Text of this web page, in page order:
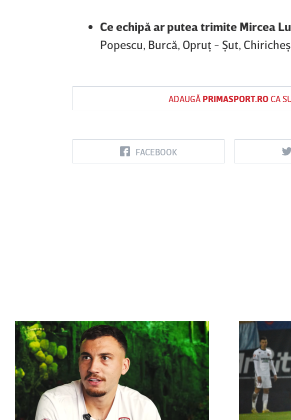
Ce echipă ar putea trimite Mircea
Popescu, Burcă, Opruţ - Şut,
ADAUGĂ PRIMASPORT.ROCA
FACEBOOK